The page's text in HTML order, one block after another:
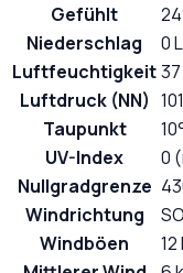
Gefühlt
Niederschlag
0
Luftfeuchtigkeit
Luftdruck (NN)
Taupunkt
UV-Index
0
Nullgradgrenze
Windrichtung
SO
Windböen